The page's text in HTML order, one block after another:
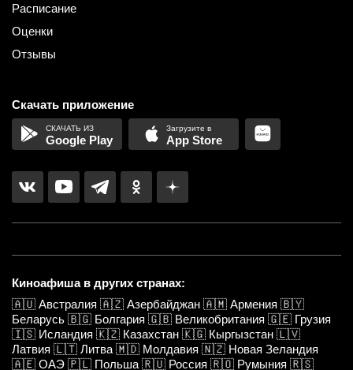
Расписание
Оценки
Отзывы
Скачать приложение
Google Play App Store
Киноафиша в других странах:
🇦🇺 Австралия 🇦🇿 Азербайджан 🇦🇲 Армения 🇧🇾
Беларусь 🇧🇬 Болгария 🇬🇧 Великобритания 🇬🇪 Грузия
🇮🇸 Исландия 🇰🇿 Казахстан 🇰🇬 Кыргызстан 🇱🇻
Латвия 🇱🇹 Литва 🇲🇩 Молдавия 🇳🇿 Новая Зеландия
🇦🇪 ОАЭ 🇵🇱 Польша 🇷🇺 Россия 🇷🇴 Румыния 🇷🇸